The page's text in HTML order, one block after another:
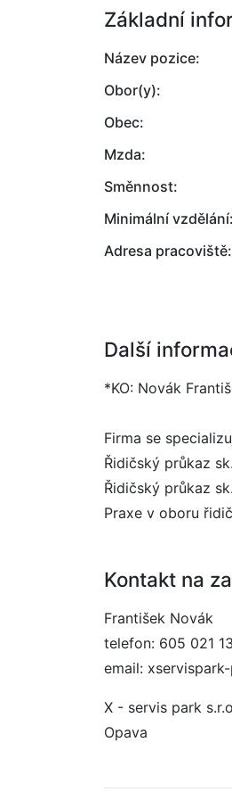
Základní
Název pozice:
Obor(y):
Obec:
Mzda:
Směnnost:
Minimální vzdělání:
Adresa pracoviště:
Další
*KO: Novák
Firma se
Řidičský průkaz
Řidičský průkaz
Praxe v oboru řidič
Kontakt na
František Novák
telefon: 605 021
email:
X - servis park
Opava